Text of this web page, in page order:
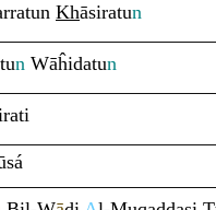
ratun Khāsiratun
tun Wāĥidatun
rati